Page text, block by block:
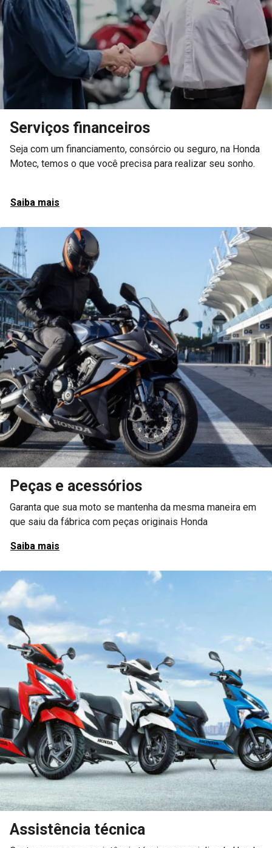
Serviços financeiros
Seja com um financiamento, consórcio ou seguro, na Honda
Motec, temos o que você precisa para realizar seu sonho.
Saiba mais
Peças e acessórios
Garanta que sua moto se mantenha da mesma maneira em
que saiu da fábrica com peças originais Honda
Saiba mais
Assistência técnica